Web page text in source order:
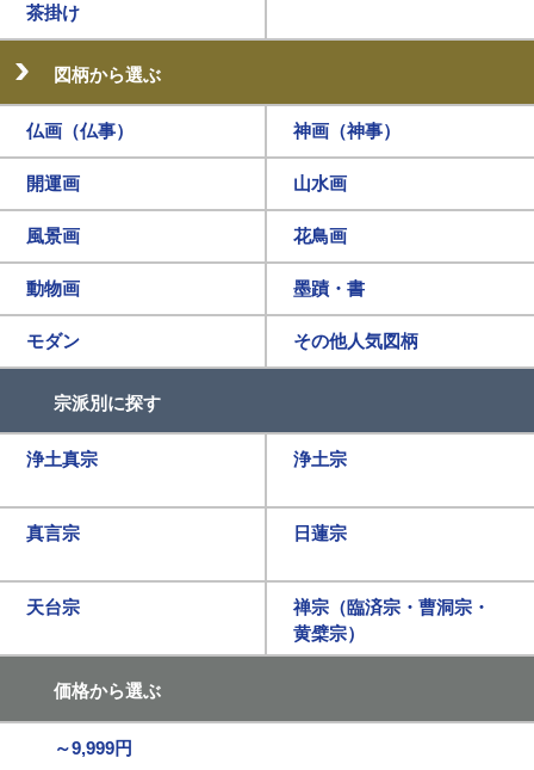
茶掛け
図柄から選ぶ
仏画（仏事） 神画（神事）
開運画 山水画
風景画 花鳥画
動物画 墨蹟・書
モダン その他人気図柄
宗派別に探す
浄土真宗 浄土宗
真言宗 日蓮宗
天台宗
禅宗（臨済宗・曹洞宗・
黄檗宗）
価格から選ぶ
～9,999円